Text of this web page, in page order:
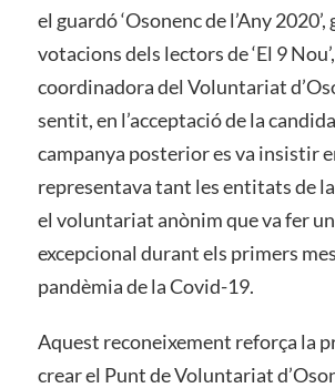
el guardó ‘Osonenc de l’Any 2020’,
votacions dels lectors de ‘El 9
coordinadora del Voluntariat
sentit, en l’acceptació de la
campanya posterior es va insistir
representava tant les entitats de
el voluntariat anònim que va fer
excepcional durant els primers
pandèmia de la Covid-19.
Aquest reconeixement reforça la
crear el Punt de Voluntariat